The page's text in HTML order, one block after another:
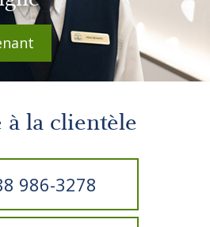
à la clientèle
986-3278